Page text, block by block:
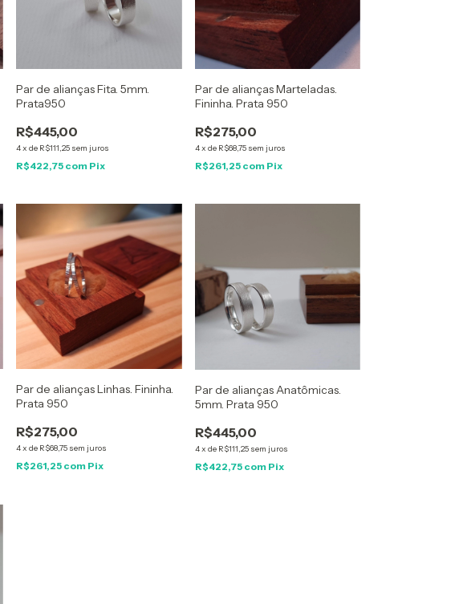
Par de alianças Fita. 5mm.
Prata950
R$445,00
4xde R$111,25 sem juros
R$422,75 com Pix
Par de alianças Marteladas.
Fininha. Prata 950
R$275,00
4x de R$68,75 sem juros
R$261,25 com Pix
Par de alianças Linhas. Fininha.
Prata 950
R$275,00
4xde R$68,75 sem juros
R$261,25 com Pix
Par de alianças Anatômicas.
5mm. Prata 950
R$445,00
4x de R$111,25 sem juros
R$422,75 com Pix